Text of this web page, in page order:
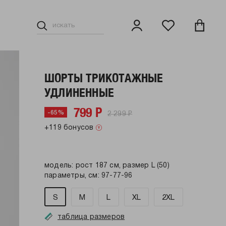
ШОРТЫ ТРИКОТАЖНЫЕ
УДЛИНЕННЫЕ
-65% 799 Р 2 299 Р
+119 бонусов
модель: рост 187 см, размер L (50)
параметры, см: 97-77-96
S M L XL 2XL
таблица размеров